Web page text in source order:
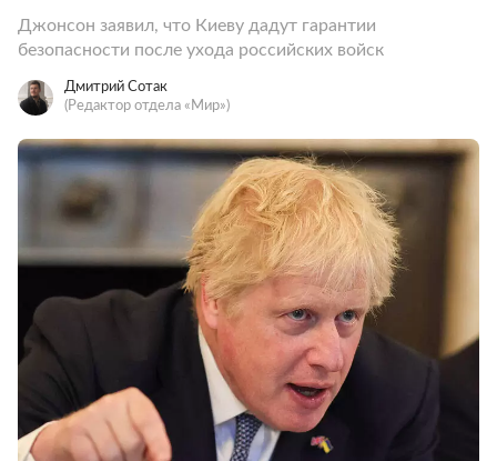
Джонсон заявил, что Киеву дадут гарантии
безопасности после ухода российских войск
Дмитрий Сотак
(Редактор отдела «Мир»)